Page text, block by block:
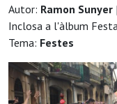
Autor: Ramon Sunyer
Inclosa a l'àlbum
Tema: Festes